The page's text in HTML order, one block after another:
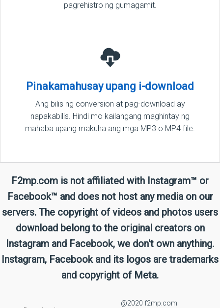
pagrehistro ng gumagamit.
Pinakamahusay upang i-download
Ang bilis ng conversion at pag-download ay
napakabilis. Hindi mo kailangang maghintay ng
mahaba upang makuha ang mga MP3 o MP4 file.
F2mp.com is not affiliated with Instagram™ or
Facebook™ and does not host any media on our
servers. The copyright of videos and photos users
download belong to the original creators on
Instagram and Facebook, we don't own anything.
Instagram, Facebook and its logos are trademarks
and copyright of Meta.
@2020 f2mp.com